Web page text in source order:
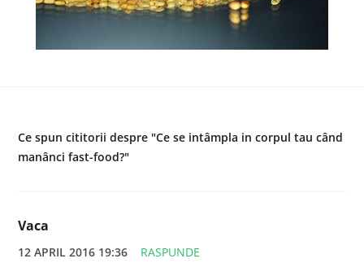
Ce spun cititorii despre "Ce se intâmpla in corpul tau când
manânci fast-food?"
Vaca
12 APRIL 2016 19:36 RASPUNDE